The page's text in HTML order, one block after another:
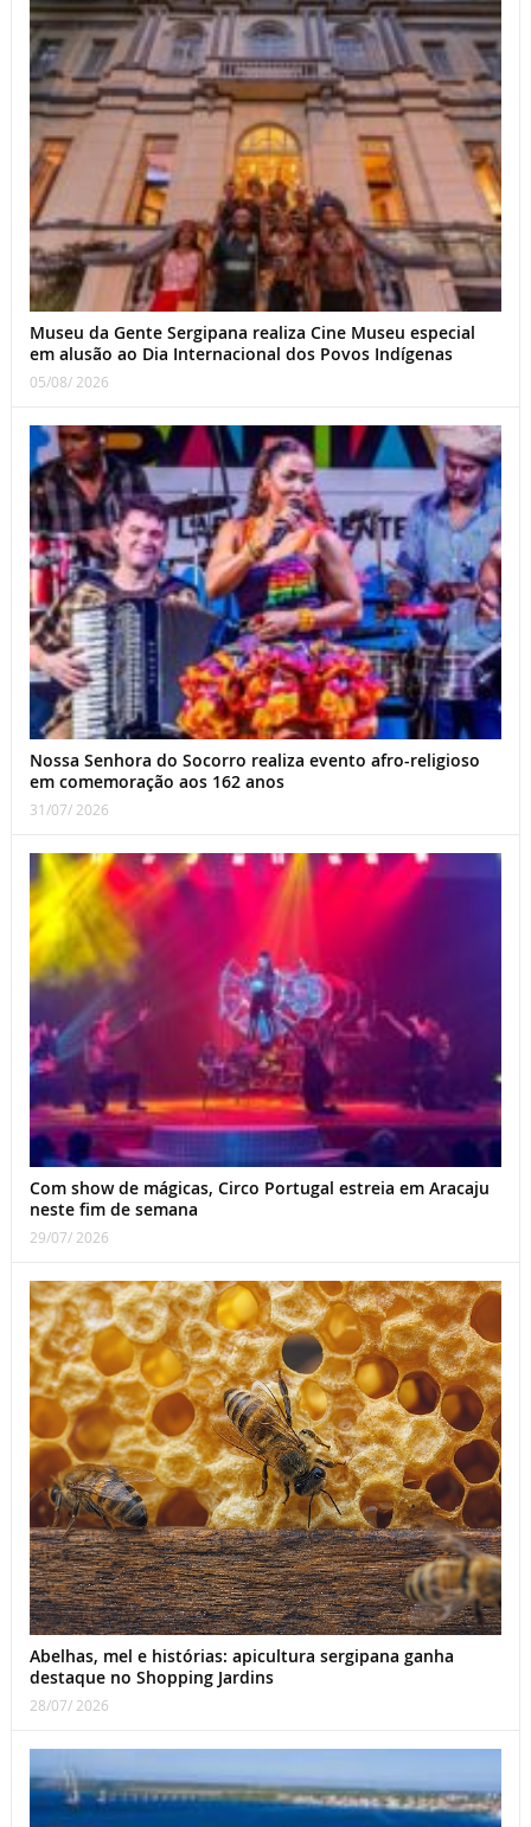
Museu da Gente Sergipana realiza Cine Museu especial
em alusão ao Dia Internacional dos Povos Indígenas
05/08/ 2026
Nossa Senhora do Socorro realiza evento afro-religioso
em comemoração aos 162 anos
31/07/ 2026
Com show de mágicas, Circo Portugal estreia em Aracaju
neste fim de semana
29/07/ 2026
Abelhas, mel e histórias: apicultura sergipana ganha
destaque no Shopping Jardins
28/07/ 2026